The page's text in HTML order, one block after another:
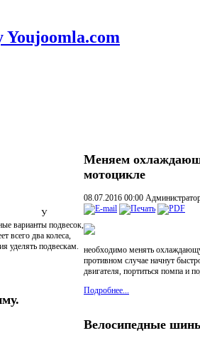
Youjoomla.com
У
варианты подвесок,
всего два колеса,
уделять подвескам.
Меняем
мотоцикле
08.07.2016 00:00
необходимо менять
противном случае начнут
двигателя, портиться помпа и
Подробнее...
Велосипедные